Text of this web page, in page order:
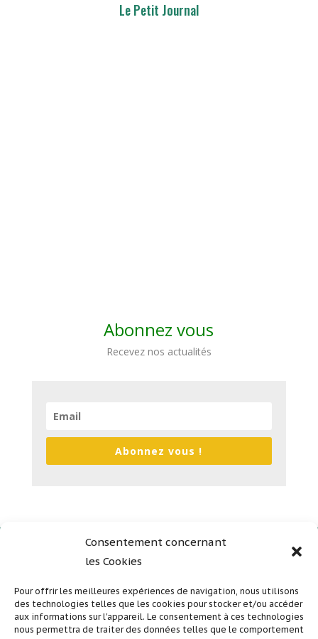
Consentement concernant
les Cookies
Pour offrir les meilleures expériences de navigation, nous utilisons
des technologies telles que les cookies pour stocker et/ou accéder
aux informations sur l'appareil. Le consentement à ces technologies
nous permettra de traiter des données telles que le comportement
Le Petit Journal
Abonnez vous
Recevez nos actualités
Abonnez vous !
Plan du site
Mentions légales
Politique de confidentialité